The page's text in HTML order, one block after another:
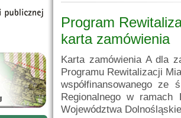
Program
karta zamówienia
Karta zamówienia A dla
Programu Rewitalizacji
współfinansowanego ze
Regionalnego w ramach
Województwa